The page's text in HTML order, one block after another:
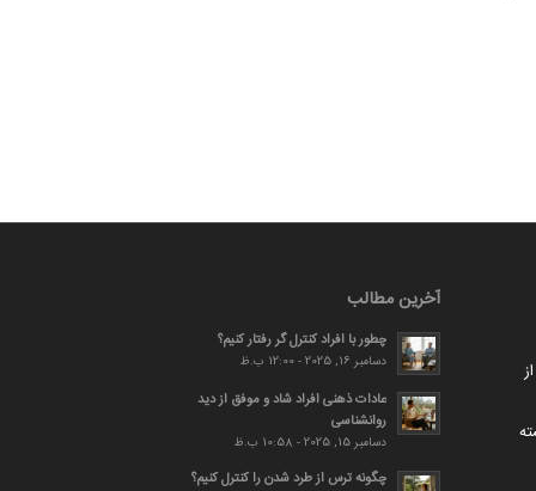
آخرین مطالب
چطور با افراد کنترل گر رفتار کنیم؟
دسامبر 16, 2025 - 12:00 ب.ظ
عادات ذهنی افراد شاد و موفق از دید
روانشناسی
دسامبر 15, 2025 - 10:58 ب.ظ
چگونه ترس از طرد شدن را کنترل کنیم؟